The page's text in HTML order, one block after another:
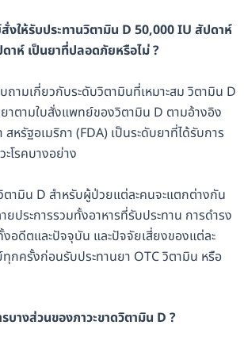
ให้รับประทานวิตามิน D 50,000 IU สัปดาห์
ดาห์ เป็นยาที่ปลอดภัยหรือไม่ ?
ามเกี่ยวกับระดับวิตามินที่เหมาะสม วิตามิน D
าตามใบสั่งแพทย์ของวิตามิน D ตามอ้างอิง
สหรัฐอเมริกา (FDA) เป็นระดับยาที่ได้รับการ
โรคบางอย่าง
ตามิน D สำหรับผู้ป่วยแต่ละคนจะแตกต่างกัน
ประการรวมทั้งอาหารที่รับประทาน การดำรง
อดีตและปัจจุบัน และปัจจัยเสี่ยงของแต่ละ
กครั้งก่อนรับประทานยา OTC วิตามิน หรือ
รบางส่วนของภาวะขาดวิตามิน D ?